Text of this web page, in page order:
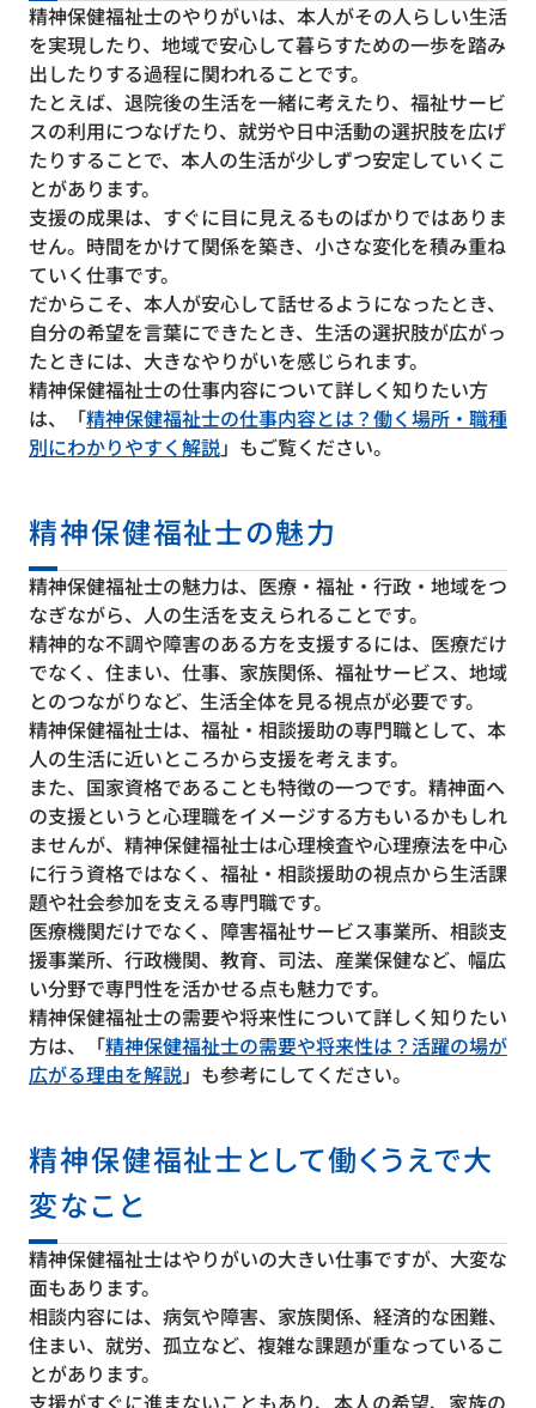
精神保健福祉士のやりがいは、本人がその人らしい生活
を実現したり、地域で安心して暮らすための一歩を踏み
出したりする過程に関われることです。
たとえば、退院後の生活を一緒に考えたり、福祉サービ
スの利用につなげたり、就労や日中活動の選択肢を広げ
たりすることで、本人の生活が少しずつ安定していくこ
とがあります。
支援の成果は、すぐに目に見えるものばかりではありま
せん。時間をかけて関係を築き、小さな変化を積み重ね
ていく仕事です。
だからこそ、本人が安心して話せるようになったとき、
自分の希望を言葉にできたとき、生活の選択肢が広がっ
たときには、大きなやりがいを感じられます。
精神保健福祉士の仕事内容について詳しく知りたい方
は、「精神保健福祉士の仕事内容とは？働く場所・職種
別にわかりやすく解説」もご覧ください。
精神保健福祉士の魅力
精神保健福祉士の魅力は、医療・福祉・行政・地域をつ
なぎながら、人の生活を支えられることです。
精神的な不調や障害のある方を支援するには、医療だけ
でなく、住まい、仕事、家族関係、福祉サービス、地域
とのつながりなど、生活全体を見る視点が必要です。
精神保健福祉士は、福祉・相談援助の専門職として、本
人の生活に近いところから支援を考えます。
また、国家資格であることも特徴の一つです。精神面へ
の支援というと心理職をイメージする方もいるかもしれ
ませんが、精神保健福祉士は心理検査や心理療法を中心
に行う資格ではなく、福祉・相談援助の視点から生活課
題や社会参加を支える専門職です。
医療機関だけでなく、障害福祉サービス事業所、相談支
援事業所、行政機関、教育、司法、産業保健など、幅広
い分野で専門性を活かせる点も魅力です。
精神保健福祉士の需要や将来性について詳しく知りたい
方は、「精神保健福祉士の需要や将来性は？活躍の場が
広がる理由を解説」も参考にしてください。
精神保健福祉士として働くうえで大
変なこと
精神保健福祉士はやりがいの大きい仕事ですが、大変な
面もあります。
相談内容には、病気や障害、家族関係、経済的な困難、
住まい、就労、孤立など、複雑な課題が重なっているこ
とがあります。